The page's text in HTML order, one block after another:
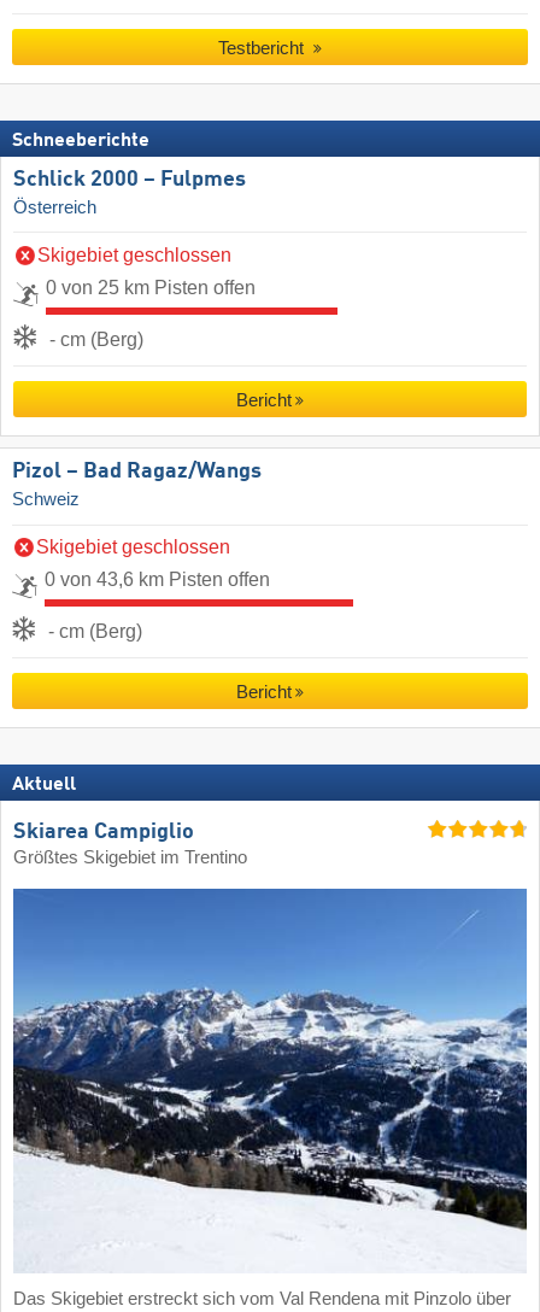
Testbericht
Schneeberichte
Schlick 2000 – Fulpmes
Österreich
Skigebiet geschlossen
0 von 25 km Pisten offen
- cm (Berg)
Bericht
Pizol – Bad Ragaz/​Wangs
Schweiz
Skigebiet geschlossen
0 von 43,6 km Pisten offen
- cm (Berg)
Bericht
Aktuell
Skiarea Campiglio
Größtes Skigebiet im Trentino
Das Skigebiet erstreckt sich vom Val Rendena mit Pinzolo über